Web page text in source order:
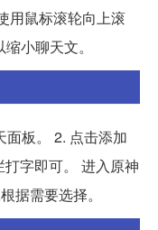
用鼠标滚轮向上滚
小聊天文。
面板。 2. 点击添加
字即可。 进入原神
据需要选择。